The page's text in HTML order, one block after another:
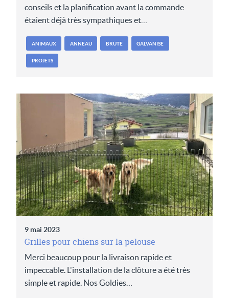
conseils et la planification avant la commande
étaient déjà très sympathiques et…
ANIMAUX ANNEAU BRUTE GALVANISE
PROJETS
9 mai 2023
Grilles pour chiens sur la pelouse
Merci beaucoup pour la livraison rapide et
impeccable. L'installation de la clôture a été très
simple et rapide. Nos Goldies…